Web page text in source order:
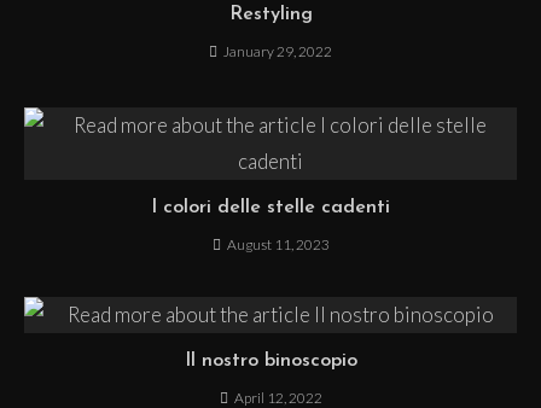
Restyling
January 29, 2022
I colori delle stelle cadenti
August 11, 2023
Il nostro binoscopio
April 12, 2022